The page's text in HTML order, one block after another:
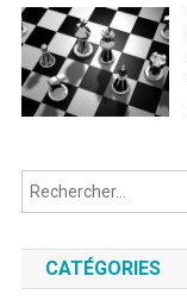
CATÉGORIES